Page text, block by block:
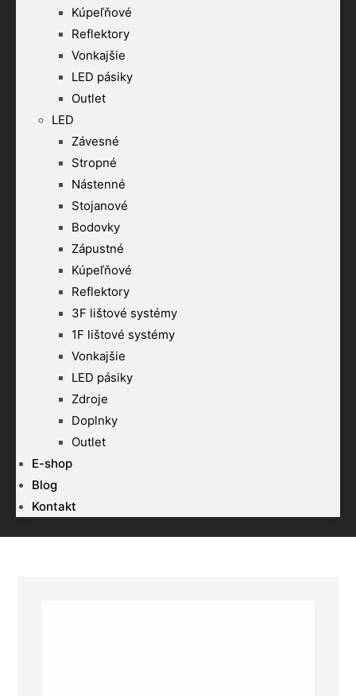
Kúpeľňové
Reflektory
Vonkajšie
LED pásiky
Outlet
LED
Závesné
Stropné
Nástenné
Stojanové
Bodovky
Zápustné
Kúpeľňové
Reflektory
3F lištové systémy
1F lištové systémy
Vonkajšie
LED pásiky
Zdroje
Doplnky
Outlet
E-shop
Blog
Kontakt